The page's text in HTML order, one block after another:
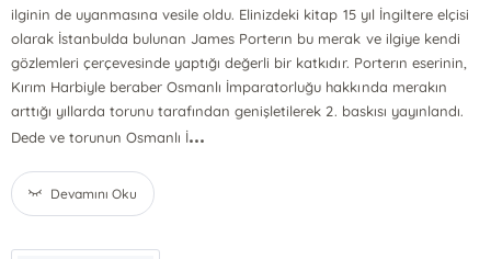
ilginin de uyanmasına vesile oldu. Elinizdeki kitap 15 yıl İngiltere elçisi
olarak İstanbulda bulunan James Porterın bu merak ve ilgiye kendi
gözlemleri çerçevesinde yaptığı değerli bir katkıdır. Porterın eserinin,
Kırım Harbiyle beraber Osmanlı İmparatorluğu hakkında merakın
arttığı yıllarda torunu tarafından genişletilerek 2. baskısı yayınlandı.
Dede ve torunun Osmanlı İ...
Devamını Oku